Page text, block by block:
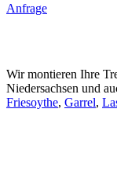
Anfrage
Wir montieren Ihre
Niedersachsen und
Friesoythe, Garrel,